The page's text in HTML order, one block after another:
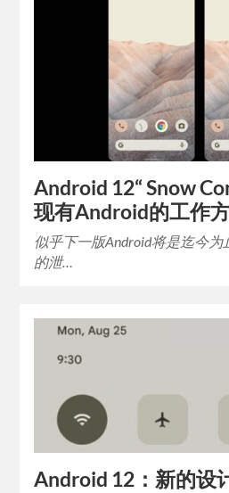
Android 12“ Snow
现有Android的工作
似乎下一版Android将是迄今
的泄…
Android 12：新的设